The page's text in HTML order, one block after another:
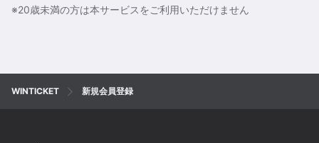
※20歳未満の方は本サービスをご利用いただけません
WINTICKET 新規会員登録